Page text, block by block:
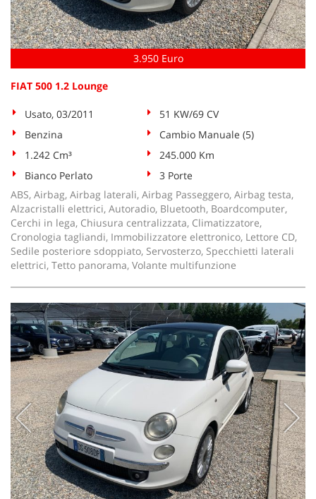
3.950 Euro
FIAT 500 1.2 Lounge
Usato, 03/2011
51 KW/69 CV
Benzina
Cambio Manuale (5)
1.242 Cm³
245.000 Km
Bianco Perlato
3 Porte
ABS, Airbag, Airbag laterali, Airbag Passeggero, Airbag testa,
Alzacristalli elettrici, Autoradio, Bluetooth, Boardcomputer,
Cerchi in lega, Chiusura centralizzata, Climatizzatore,
Cronologia tagliandi, Immobilizzatore elettronico, Lettore CD,
Sedile posteriore sdoppiato, Servosterzo, Specchietti laterali
elettrici, Tetto panorama, Volante multifunzione
Cookie necessari
Cookie per il miglioramento dell'esperienza utente
Cookie analitici
Cookie di marketing
Leggi
la
Salva
le
impostazioni